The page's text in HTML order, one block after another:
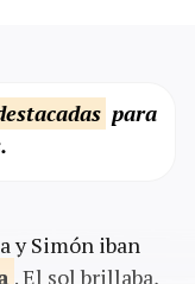
para
y Simón iban
. El sol brillaba,